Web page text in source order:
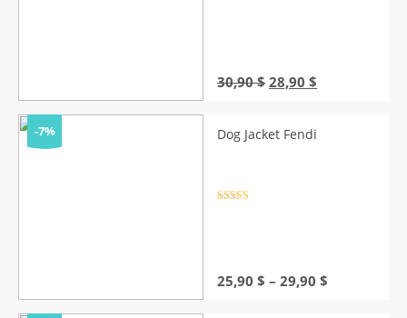
30,90$ Original
30,90 $.
28,90 $
-7% Dog Jacket Fendi
25,90 $ – 29,90 $